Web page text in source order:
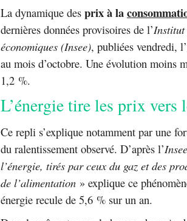
La dynamique des prix à la
dernières données provisoires de l’Institut
économiques (Insee), publiées vendredi, l’
au mois d’octobre. Une évolution moins
1,2 %.
L’énergie tire les prix vers
Ce repli s’explique notamment par une
du ralentissement observé. D’après l’Insee
l’énergie, tirés par ceux du gaz et des
de l’alimentation » explique ce
énergie recule de 5,6 % sur un an.